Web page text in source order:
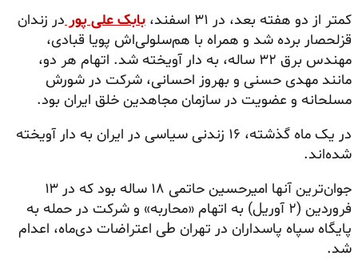
کمتر از دو هفته بعد، در ۳۱ اسفند، بابک علی پور‌در زندان
قزلحصار برده شد و همراه با هم‌سلولی‌اش پویا قبادی،
مهندس برق ۳۲ ساله، به دار آویخته شد. اتهام هر دو،
مانند مهدی حسنی و بهروز احسانی، شرکت در شورش
مسلحانه و عضویت در سازمان مجاهدین خلق ایران بود.
در یک ماه گذشته، ۱۶ زندنی سیاسی در ایران به دار آویخته
شده‌اند.
جوان‌ترین آنها امیرحسین حاتمی ۱۸ ساله بود که در ۱۳
فروردین (۲ آوریل) به اتهام «محاربه» و شرکت در حمله به
پایگاه سپاه پاسداران در تهران طی اعتراضات دی‌ماه، اعدام
شد.